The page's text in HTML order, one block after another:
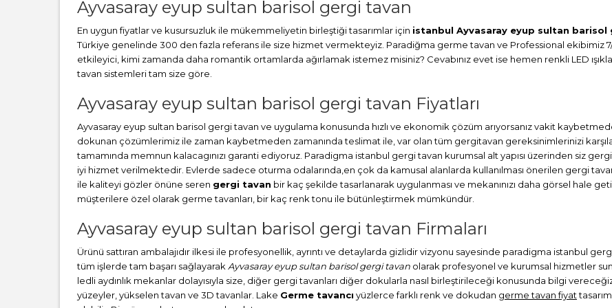
Ayvasaray eyup sultan barisol gergi tavan
En uygun fiyatlar ve kusursuzluk ile mükemmeliyetin birleştiği tasarımlar için istanbul Ayvasaray eyup sultan barisol
Türkiye genelinde 300 den fazla referans ile size hizmet vermekteyiz. Paradiğma germe tavan ve Professional ekibimiz
etkileyici, kimi zamanda daha romantik ortamlarda ağırlamak istemez misiniz? Cevabınız evet ise hemen renkli LED
tavan sistemleri tam size göre.
Ayvasaray eyup sultan barisol gergi tavan Fiyatları
Ayvasaray eyup sultan barisol gergi tavan ve uygulama konusunda hızlı ve ekonomik çözüm arıyorsanız vakit
dokunan çözümlerimiz ile zaman kaybetmeden zamanında teslimat ile, var olan tüm gergitavan gereksinimlerinizi
tamamında memnun kalacagınızı garanti ediyoruz. Paradigma istanbul gergi tavan kurumsal alt yapısı üzerinden siz
iyi hizmet verilmektedir. Evlerde sadece oturma odalarında,en çok da kamusal alanlarda kullanılması önerilen gergi
ile kaliteyi gözler önüne seren gergi tavan bir kaç şekilde tasarlanarak uygulanması ve mekanınızı daha görsel hale
müşterilere özel olarak germe tavanları, bir kaç renk tonu ile bütünleştirmek mümkündür.
Ayvasaray eyup sultan barisol gergi tavan Firmaları
Ürünü sattıran ambalajıdır ilkesi ile profesyonellik, ayrıntı ve detaylarda gizlidir vizyonu sayesinde paradigma istanbul
tüm işlerde tam başarı sağlayarak Ayvasaray eyup sultan barisol gergi tavan olarak profesyonel ve kurumsal hizmetler
ledli aydınlık mekanlar dolayısıyla size, diğer gergi tavanları diğer dokularla nasıl birleştirileceği konusunda bilgi
yüzeyler, yükselen tavan ve 3D tavanlar. Lake Germe tavancı yüzlerce farklı renk ve dokudan germe tavan fiyat